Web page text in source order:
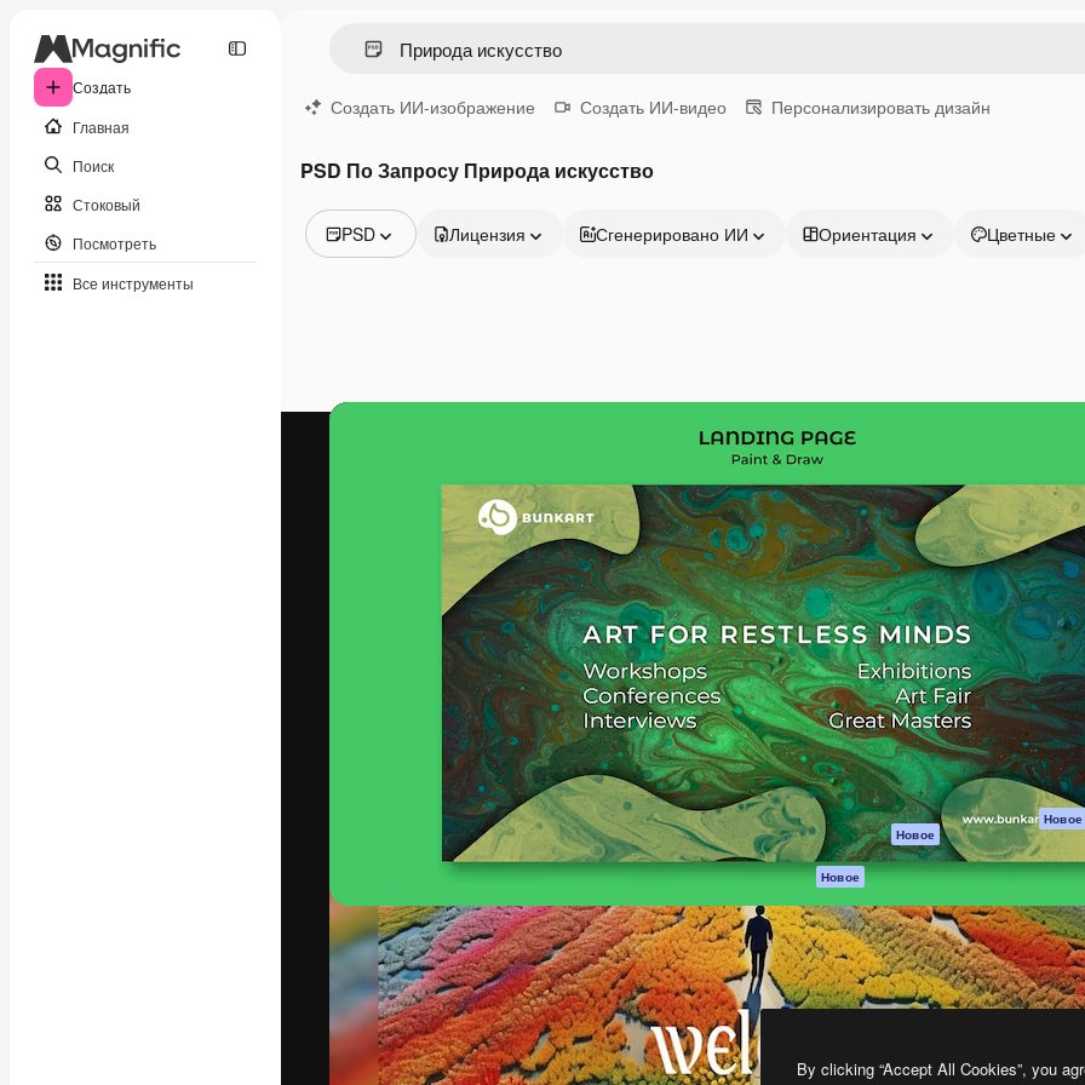
Создать
Главная
Поиск
Стоковый
Посмотреть
Все инструменты
Создать ИИ-изображение Создать ИИ-видео Персонализировать дизайн
PSD По Запросу Природа искусство
PSD
Видео
Лицензия Сгенерировано ИИ Ориентация Цветные
Креативная платформа для создания
ваших лучших работ. Более 1 миллиона
подписчиков среди креаторов,
предприятий, агентств и студий.
Pусский
Продукция
Spaces
ИИ-помощник
Генератор
изображений ИИ
Генератор видео
ИИ
Генератор голоса
на основе ИИ
Стоковый контент
MCP для
Claude/ChatGPT
Новое
Агенты Новое
API
Мобильное
приложение
Все инструменты
Magnific
Начать
Academy
Документация по
Пакету ИИ
Служба
поддержки
Условия и
положения
Политика
Оригиналы Новое
Политика файлов
cookie
Центр доверия
Партнеры
Предприятие
By clicking “Accept All Cookies”, you